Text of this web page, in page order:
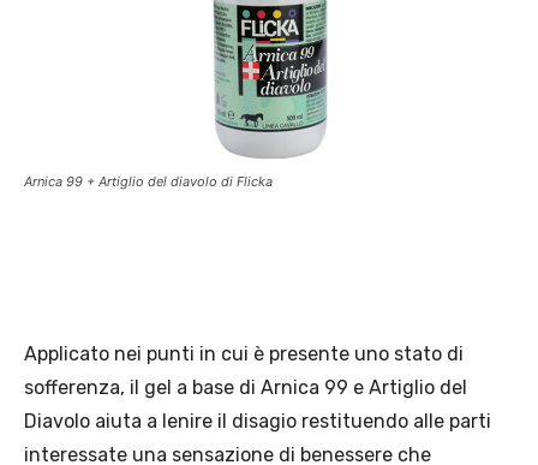
Arnica 99 + Artiglio del diavolo di Flicka
Applicato nei punti in cui è presente uno stato di
sofferenza, il gel a base di Arnica 99 e Artiglio del
Diavolo aiuta a lenire il disagio restituendo alle parti
interessate una sensazione di benessere che